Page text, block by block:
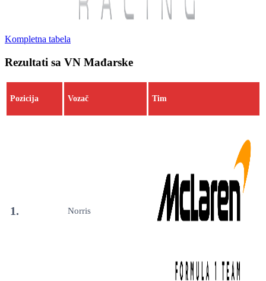
Kompletna tabela
Rezultati sa VN Mađarske
Pozicija Vozač Tim
1. Norris